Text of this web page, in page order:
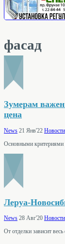
фасад
Зумерам
цена
News 21 Янв'22 Новости
Основными критериями
Леруа-
News 28 Авг'20 Новости
От отделки зависит